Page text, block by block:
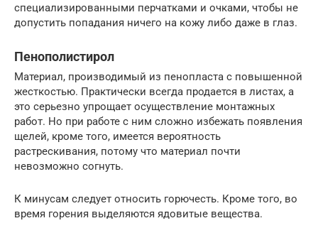
специализированными перчатками и очками, чтобы не
допустить попадания ничего на кожу либо даже в глаз.
Пенополистирол
Материал, производимый из пенопласта с повышенной
жесткостью. Практически всегда продается в листах, а
это серьезно упрощает осуществление монтажных
работ. Но при работе с ним сложно избежать появления
щелей, кроме того, имеется вероятность
растрескивания, потому что материал почти
невозможно согнуть.
К минусам следует относить горючесть. Кроме того, во
время горения выделяются ядовитые вещества.